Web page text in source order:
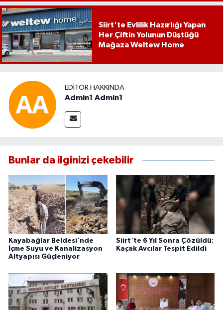
Siirt'te Evlilik Hazırlığı Yapan
Her Çiftin Yolunun Düştüğü
Mağaza Weltew Home
EDITÖR HAKKINDA
Admin1 Admin1
Bunlar da ilginizi çekebilir
Kayabağlar Beldesi'nde
İçme Suyu ve Kanalizasyon
Altyapısı Güçleniyor
Siirt'te 6 Yıl Sonra Çözüldü:
Kaçak Avcılar Tespit Edildi